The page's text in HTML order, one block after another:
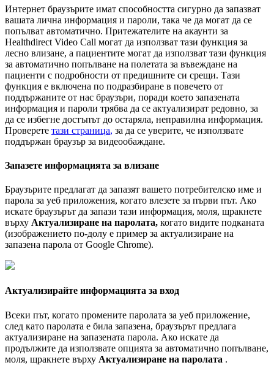
Интернет браузърите имат способността сигурно да запазват
вашата лична информация и пароли, така че да могат да се
попълват автоматично. Притежателите на акаунти за
Healthdirect Video Call могат да използват тази функция за
лесно влизане, а пациентите могат да използват тази функция
за автоматично попълване на полетата за въвеждане на
пациенти с подробности от предишните си срещи. Тази
функция е включена по подразбиране в повечето от
поддържаните от нас браузъри, поради което запазената
информация и пароли трябва да се актуализират редовно, за
да се избегне достъпът до остаряла, неправилна информация.
Проверете тази страница, за да се уверите, че използвате
поддържан браузър за видеообаждане.
Запазете информацията за влизане
Браузърите предлагат да запазят вашето потребителско име и
парола за уеб приложения, когато влезете за първи път. Ако
искате браузърът да запази тази информация, моля, щракнете
върху Актуализиране на паролата, когато видите подканата
(изображението по-долу е пример за актуализиране на
запазена парола от Google Chrome).
Актуализирайте информацията за вход
Всеки път, когато промените паролата за уеб приложение,
след като паролата е била запазена, браузърът предлага
актуализиране на запазената парола. Ако искате да
продължите да използвате опцията за автоматично попълване,
моля, щракнете върху Актуализиране на паролата .